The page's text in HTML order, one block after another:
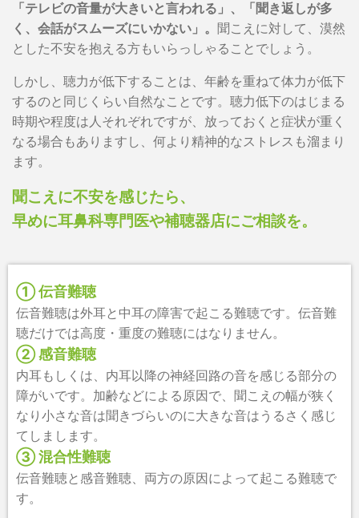
「テレビの音量が大きいと言われる」、「聞き返しが多
く、会話がスムーズにいかない」。 聞こえに対して、漠然
とした不安を抱える方もいらっしゃることでしょう。
しかし、聴力が低下することは、年齢を重ねて体力が低下
するのと同じくらい自然なことです。聴力低下のはじまる
時期や程度は人それぞれですが、放っておくと症状が重く
なる場合もありますし、何より精神的なストレスも溜まり
ます。
聞こえに不安を感じたら、
早めに耳鼻科専門医や補聴器店にご相談を。
① 伝音難聴
伝音難聴は外耳と中耳の障害で起こる難聴です。伝音難
聴だけでは高度・重度の難聴にはなりません。
② 感音難聴
内耳もしくは、内耳以降の神経回路の音を感じる部分の
障がいです。加齢などによる原因で、聞こえの幅が狭く
なり小さな音は聞きづらいのに大きな音はうるさく感じ
てしまします。
③ 混合性難聴
伝音難聴と感音難聴、両方の原因によって起こる難聴で
す。